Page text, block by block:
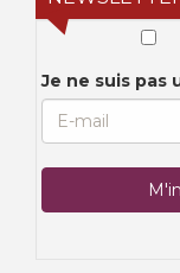
Je ne suis pas